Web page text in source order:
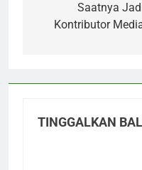
Saatnya
Kontributor
TINGGALKAN